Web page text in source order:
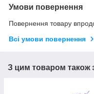
Умови повернення
Повернення товару
Всі умови повернення
З цим товаром також